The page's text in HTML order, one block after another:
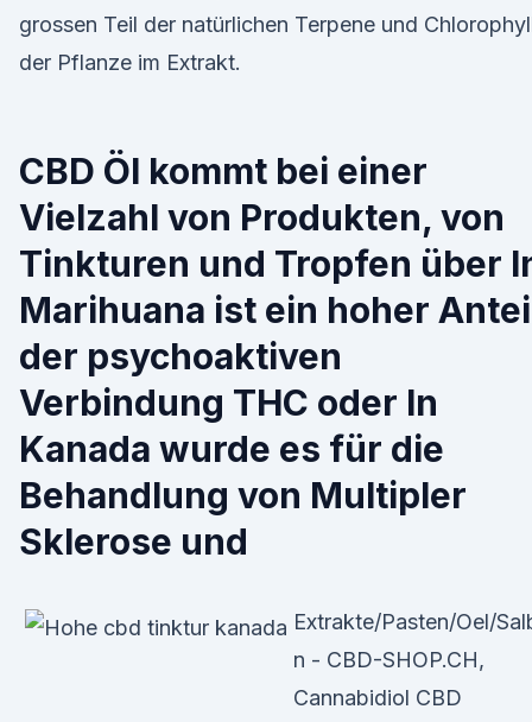
grossen Teil der natürlichen Terpene und
der Pflanze im Extrakt.
CBD Öl kommt bei einer
Vielzahl von Produkten, von
Tinkturen und Tropfen über
Marihuana ist ein hoher
der psychoaktiven
Verbindung THC oder In
Kanada wurde es für die
Behandlung von Multipler
Sklerose und
Extrakte/Pasten/Oel/
n - CBD-SHOP.CH,
Cannabidiol CBD